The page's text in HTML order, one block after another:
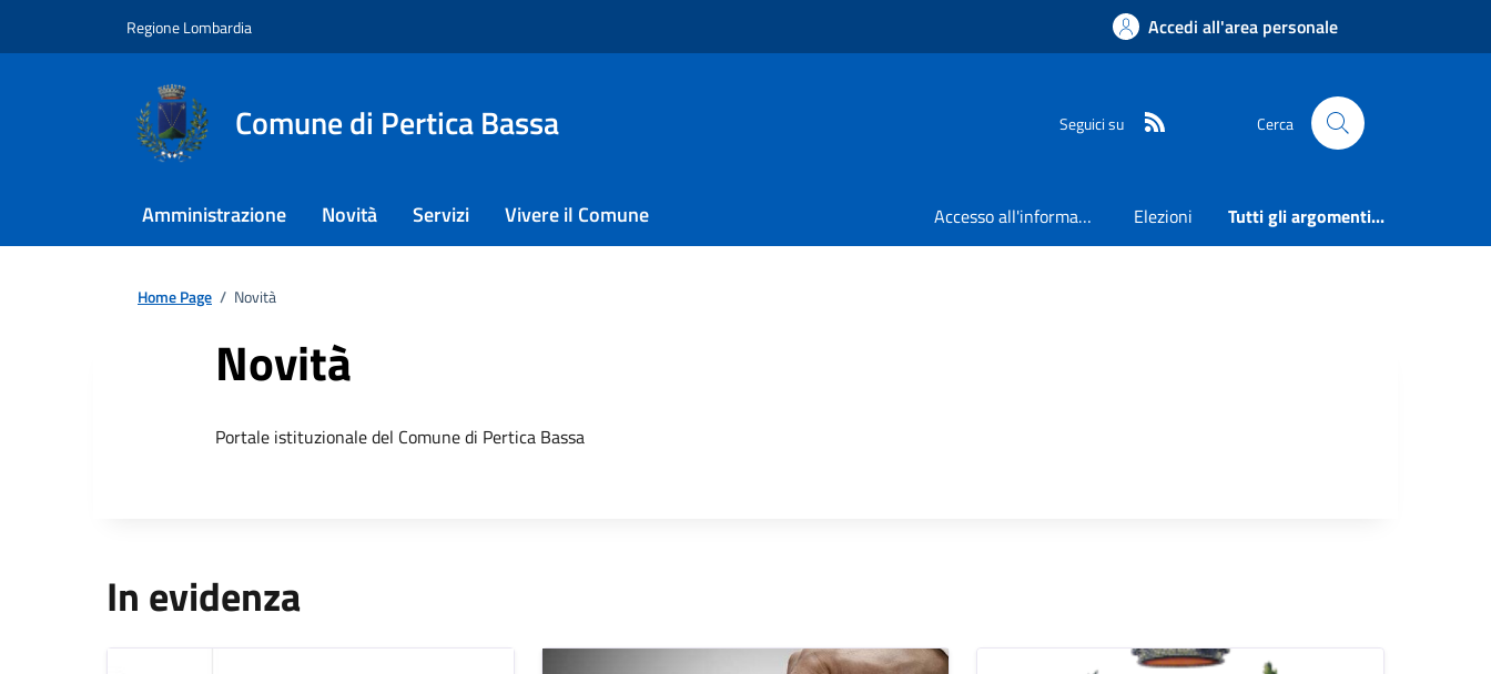
Regione Lombardia Accedi all'area personale
Comune di Pertica Bassa Seguici su Cerca
Amministrazione Novità Servizi Vivere il Comune Accesso all'informazione Elezioni Tutti gli argomenti...
Home Page / Novità
Novità
Portale istituzionale del Comune di Pertica Bassa
In evidenza